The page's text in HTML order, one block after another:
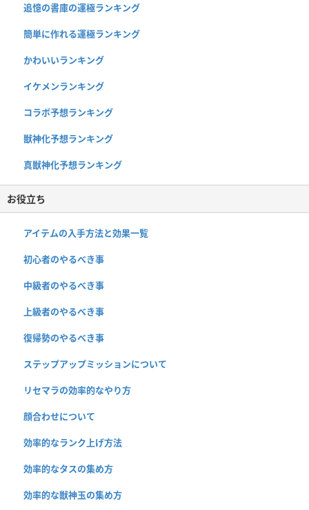
追憶の書庫の運極ランキング
簡単に作れる運極ランキング
かわいいランキング
イケメンランキング
コラボ予想ランキング
獣神化予想ランキング
真獣神化予想ランキング
お役立ち
アイテムの入手方法と効果一覧
初心者のやるべき事
中級者のやるべき事
上級者のやるべき事
復帰勢のやるべき事
ステップアップミッションについて
リセマラの効率的なやり方
顔合わせについて
効率的なランク上げ方法
効率的なタスの集め方
効率的な獣神玉の集め方